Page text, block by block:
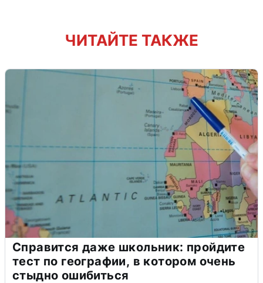
ЧИТАЙТЕ ТАКЖЕ
Справится даже школьник: пройдите
тест по географии, в котором очень
стыдно ошибиться